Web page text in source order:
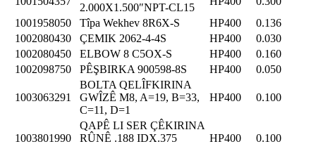
2.000X1.500″NPT-CL15
1001958050
Tîpa Wekhev 8R6X-S HP400
0.136
1002080430
ÇEMIK 2062-4-4S HP400
0.030
1002080450
ELBOW 8 C5OX-S HP400
0.160
1002098750
PÊŞBIRKA 900598-8S HP400 0.050
1003063291
BOLTA QELÎFKIRINA
GWÎZÊ M8, A=19, B=33,
C=11, D=1
HP400 0.100
1003801990
QAPÊ LI SER ÇÊKIRINA
RÛNÊ .188 IDX.375
HP400 0.100